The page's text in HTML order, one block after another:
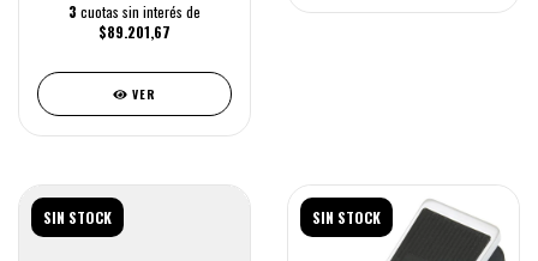
3 cuotas sin interés de
$89.201,67
VER
SIN STOCK SIN STOCK